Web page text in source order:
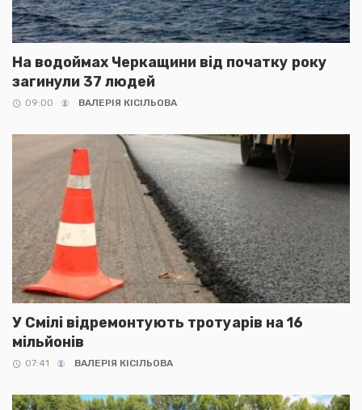
На водоймах Черкащини від початку року
загинули 37 людей
09:00 ВАЛЕРІЯ КІСІЛЬОВА
У Смілі відремонтують тротуарів на 16
мільйонів
07:41 ВАЛЕРІЯ КІСІЛЬОВА